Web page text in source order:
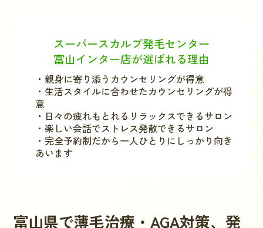
スーパースカルプ発毛センター
富山インター店が選ばれる理由
・親身に寄り添うカウンセリングが得意
・生活スタイルに合わせたカウンセリングが得
意
・日々の疲れもとれるリラックスできるサロン
・楽しい会話でストレス発散できるサロン
・完全予約制だから一人ひとりにしっかり向き
あいます
富山県で薄毛治療・AGA対策、発